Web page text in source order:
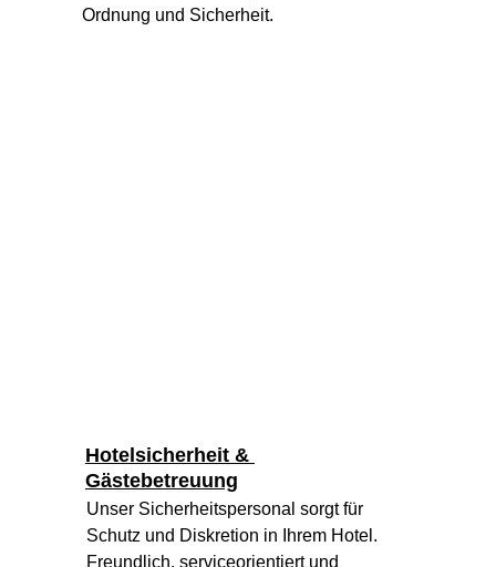
Ordnung und Sicherheit.
Unser Sicherheitspersonal sorgt für
Schutz und Diskretion in Ihrem Hotel.
Freundlich, serviceorientiert und
Hotelsicherheit &
Gästebetreuung